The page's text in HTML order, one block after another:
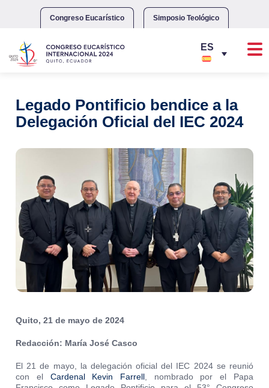
Congreso Eucarístico Simposio Teológico
Legado Pontificio bendice a la
Delegación Oficial del IEC 2024
Quito, 21 de mayo de 2024
Redacción: María José Casco
El 21 de mayo, la delegación oficial del IEC 2024 se reunió
con el Cardenal Kevin Farrell , nombrado por el Papa